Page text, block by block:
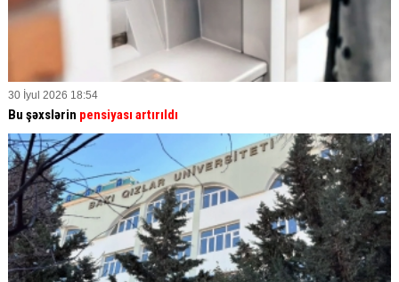
30 İyul 2026 18:54
Bu şəxslərin pensiyası artırıldı